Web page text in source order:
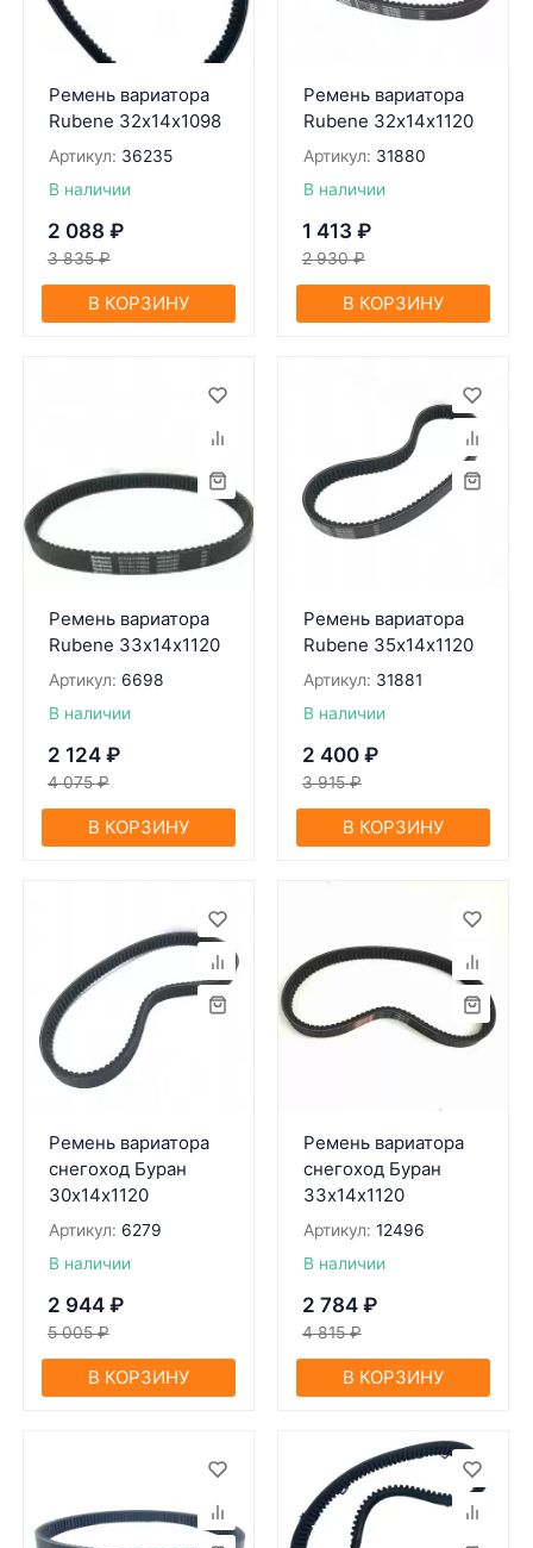
Ремень вариатора
Rubenе 32х14х1098
Артикул: 36235
В наличии
2 088 ₽
3 835 ₽
В КОРЗИНУ
Ремень вариатора
Rubenе 32х14х1120
Артикул: 31880
В наличии
1 413 ₽
2 930 ₽
В КОРЗИНУ
Ремень вариатора
Rubenе 33х14х1120
Артикул: 6698
В наличии
2 124 ₽
4 075 ₽
В КОРЗИНУ
Ремень вариатора
Rubenе 35х14х1120
Артикул: 31881
В наличии
2 400 ₽
3 915 ₽
В КОРЗИНУ
Ремень вариатора
снегоход Буран
30х14х1120
Артикул: 6279
В наличии
2 944 ₽
5 005 ₽
В КОРЗИНУ
Ремень вариатора
снегоход Буран
33х14х1120
Артикул: 12496
В наличии
2 784 ₽
4 815 ₽
В КОРЗИНУ